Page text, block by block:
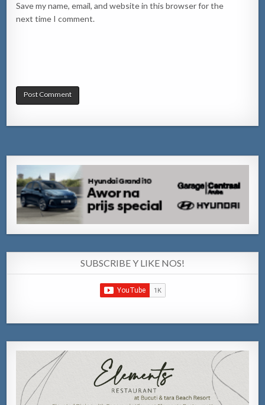
Save my name, email, and website in this browser for the
next time I comment.
SUBSCRIBE Y LIKE NOS!